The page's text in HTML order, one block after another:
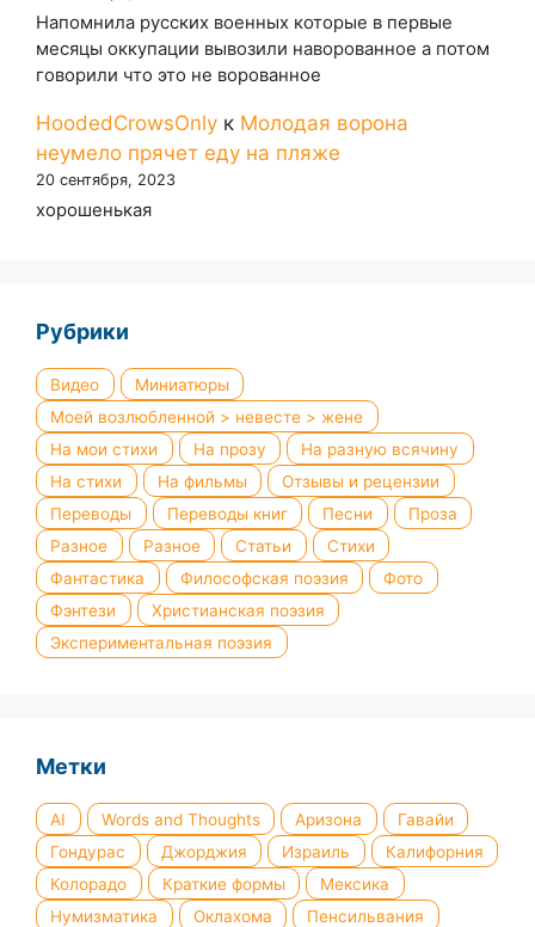
Напомнила русских военных которые в первые
месяцы оккупации вывозили наворованное а потом
говорили что это не ворованное
HoodedCrowsOnly к Молодая ворона
неумело прячет еду на пляже
20 сентября, 2023
хорошенькая
Рубрики
Видео
Миниатюры
Моей возлюбленной > невесте > жене
На мои стихи
На прозу
На разную всячину
На стихи
На фильмы
Отзывы и рецензии
Переводы
Переводы книг Песни
Проза
Разное
Разное Статьи
Стихи
Фантастика
Философская поэзия
Фото
Фэнтези
Христианская поэзия
Экспериментальная поэзия
Метки
AI Words and Thoughts Аризона
Гавайи
Гондурас
Джорджия Израиль
Калифорния
Колорадо
Краткие формы
Мексика
Нумизматика
Оклахома
Пенсильвания